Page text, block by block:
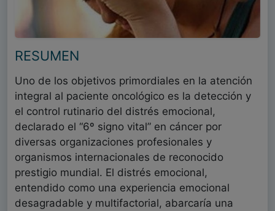
RESUMEN
Uno de los objetivos primordiales en la atención
integral al paciente oncológico es la detección y
el control rutinario del distrés emocional,
declarado el “6º signo vital” en cáncer por
diversas organizaciones profesionales y
organismos internacionales de reconocido
prestigio mundial. El distrés emocional,
entendido como una experiencia emocional
desagradable y multifactorial, abarcaría una